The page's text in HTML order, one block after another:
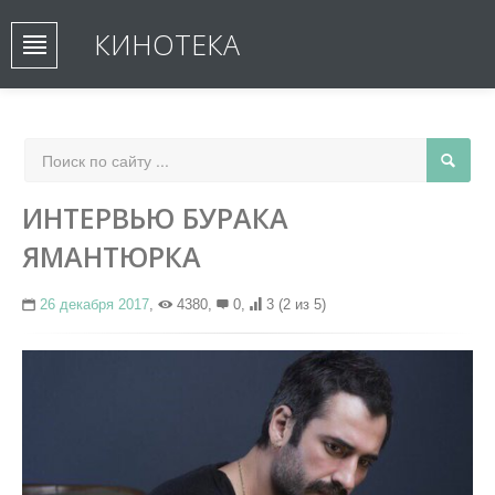
КИНОТЕКА
ИНТЕРВЬЮ БУРАКА
ЯМАНТЮРКА
26 декабря 2017, 4380, 0, 3 (2 из 5)